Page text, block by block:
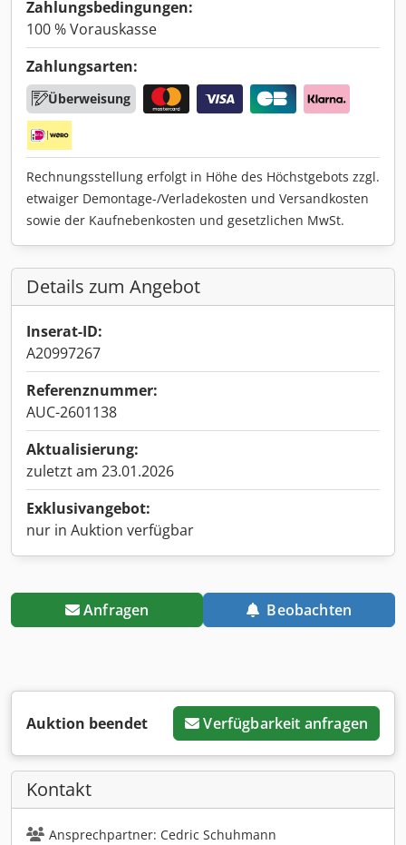
Zahlungsbedingungen:
100 % Vorauskasse
Zahlungsarten:
Überweisung
Rechnungsstellung erfolgt in Höhe des Höchstgebots zzgl.
etwaiger Demontage-/Verladekosten und Versandkosten
sowie der Kaufnebenkosten und gesetzlichen MwSt.
Details zum Angebot
Inserat-ID:
A20997267
Referenznummer:
AUC-2601138
Aktualisierung:
zuletzt am 23.01.2026
Exklusivangebot:
nur in Auktion verfügbar
Anfragen Beobachten
Auktion beendet Verfügbarkeit anfragen
Kontakt
Ansprechpartner: Cedric Schuhmann